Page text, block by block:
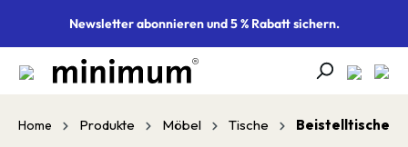
springenNewsletter abonnieren und 5 % Rabatt sichern.
Home Produkte Möbel Tische Beistelltische